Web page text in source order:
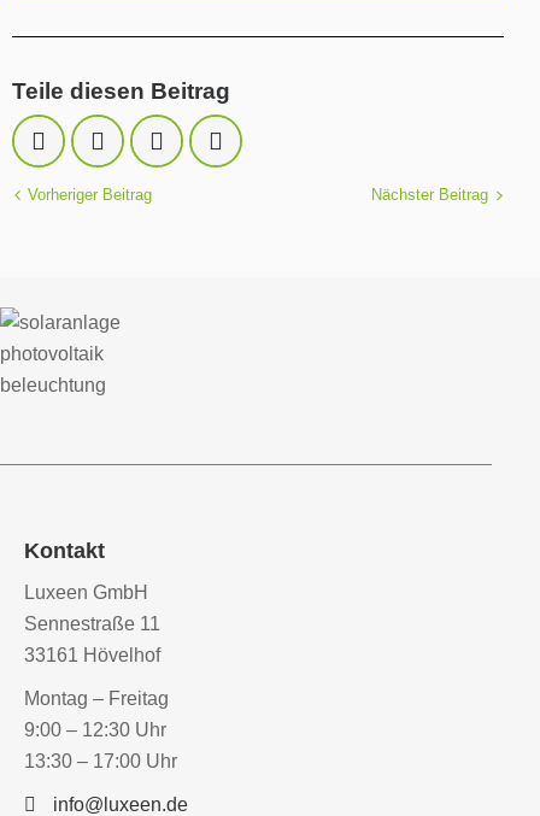
Teile diesen Beitrag
Vorheriger Beitrag Nächster Beitrag
Kontakt
Luxeen GmbH
Sennestraße 11
33161 Hövelhof
Montag – Freitag
9:00 – 12:30 Uhr
13:30 – 17:00 Uhr
info@luxeen.de